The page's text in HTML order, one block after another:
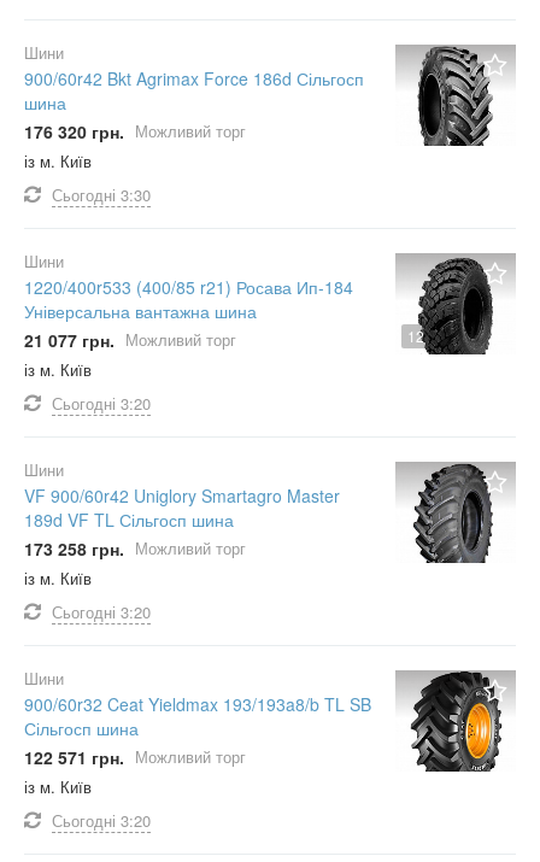
Шини
900/60r42 Bkt Agrimax Force 186d Сільгосп
шина
176 320 грн. Можливий торг
із м. Київ
Сьогодні 3:30
12
Шини
1220/400r533 (400/85 r21) Росава Ип-184
Універсальна вантажна шина
21 077 грн. Можливий торг
із м. Київ
Сьогодні 3:20
Шини
VF 900/60r42 Uniglory Smartagro Master
189d VF TL Сільгосп шина
173 258 грн. Можливий торг
із м. Київ
Сьогодні 3:20
Шини
900/60r32 Ceat Yieldmax 193/193a8/b TL SB
Сільгосп шина
122 571 грн. Можливий торг
із м. Київ
Сьогодні 3:20